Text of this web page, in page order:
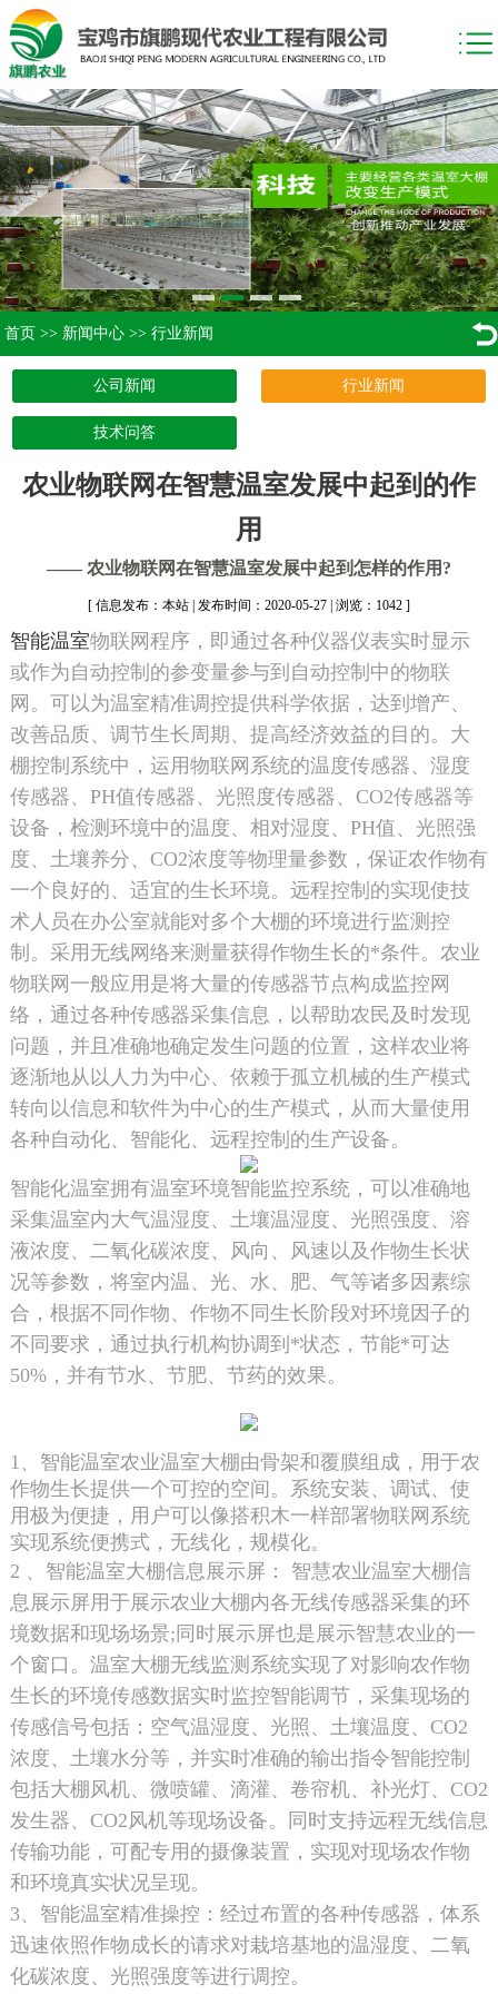
首页 >> 新闻中心 >> 行业新闻
公司新闻 行业新闻
技术问答
农业物联网在智慧温室发展中起到的作
用
—— 农业物联网在智慧温室发展中起到怎样的作用?
[ 信息发布：本站 | 发布时间：2020-05-27 | 浏览：1042 ]
智能温室物联网程序，即通过各种仪器仪表实时显示
或作为自动控制的参变量参与到自动控制中的物联
网。可以为温室精准调控提供科学依据，达到增产、
改善品质、调节生长周期、提高经济效益的目的。大
棚控制系统中，运用物联网系统的温度传感器、湿度
传感器、PH值传感器、光照度传感器、CO2传感器等
设备，检测环境中的温度、相对湿度、PH值、光照强
度、土壤养分、CO2浓度等物理量参数，保证农作物有
一个良好的、适宜的生长环境。远程控制的实现使技
术人员在办公室就能对多个大棚的环境进行监测控
制。采用无线网络来测量获得作物生长的*条件。农业
物联网一般应用是将大量的传感器节点构成监控网
络，通过各种传感器采集信息，以帮助农民及时发现
问题，并且准确地确定发生问题的位置，这样农业将
逐渐地从以人力为中心、依赖于孤立机械的生产模式
转向以信息和软件为中心的生产模式，从而大量使用
各种自动化、智能化、远程控制的生产设备。
智能化温室拥有温室环境智能监控系统，可以准确地
采集温室内大气温湿度、土壤温湿度、光照强度、溶
液浓度、二氧化碳浓度、风向、风速以及作物生长状
况等参数，将室内温、光、水、肥、气等诸多因素综
合，根据不同作物、作物不同生长阶段对环境因子的
不同要求，通过执行机构协调到*状态，节能*可达
50%，并有节水、节肥、节药的效果。
1、智能温室农业温室大棚由骨架和覆膜组成，用于农
作物生长提供一个可控的空间。系统安装、调试、使
用极为便捷，用户可以像搭积木一样部署物联网系统
实现系统便携式，无线化，规模化。
2 、智能温室大棚信息展示屏： 智慧农业温室大棚信
息展示屏用于展示农业大棚内各无线传感器采集的环
境数据和现场场景;同时展示屏也是展示智慧农业的一
个窗口。温室大棚无线监测系统实现了对影响农作物
生长的环境传感数据实时监控智能调节，采集现场的
传感信号包括：空气温湿度、光照、土壤温度、CO2
浓度、土壤水分等，并实时准确的输出指令智能控制
包括大棚风机、微喷罐、滴灌、卷帘机、补光灯、CO2
发生器、CO2风机等现场设备。同时支持远程无线信息
传输功能，可配专用的摄像装置，实现对现场农作物
和环境真实状况呈现。
3、智能温室精准操控：经过布置的各种传感器，体系
迅速依照作物成长的请求对栽培基地的温湿度、二氧
化碳浓度、光照强度等进行调控。